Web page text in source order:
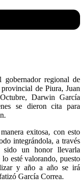
gobernador regional de
de Piura, Juan
Darwin García
se dieron cita para
exitosa, con esto
integrándola, a través
sido un honor llevarla
esté valorando, puesto
y año a año se irá
García Correa.